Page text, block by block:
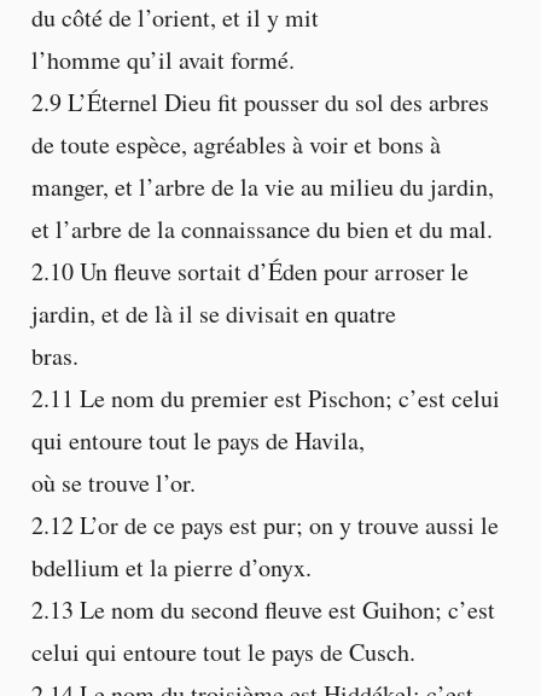
du côté de l’orient, et il y mit
l’homme qu’il avait formé.
2.9 L’Éternel Dieu fit pousser du sol des arbres
de toute espèce, agréables à voir et bons à
manger, et l’arbre de la vie au milieu du jardin,
et l’arbre de la connaissance du bien et du mal.
2.10 Un fleuve sortait d’Éden pour arroser le
jardin, et de là il se divisait en quatre
bras.
2.11 Le nom du premier est Pischon; c’est celui
qui entoure tout le pays de Havila,
où se trouve l’or.
2.12 L’or de ce pays est pur; on y trouve aussi le
bdellium et la pierre d’onyx.
2.13 Le nom du second fleuve est Guihon; c’est
celui qui entoure tout le pays de Cusch.